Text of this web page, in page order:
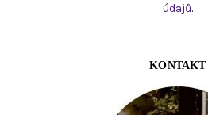
údajů.
KONTAKT